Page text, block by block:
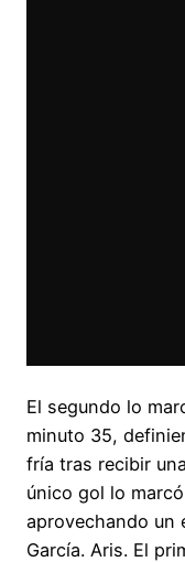
El segundo lo
minuto 35,
fría tras recibir
único gol lo
aprovechando un
García. Aris. El